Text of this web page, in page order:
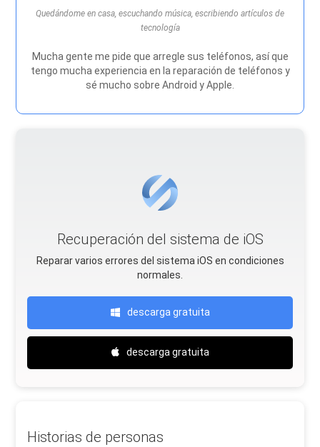
Quedándome en casa, escuchando música, escribiendo artículos de
tecnología
Mucha gente me pide que arregle sus teléfonos, así que
tengo mucha experiencia en la reparación de teléfonos y
sé mucho sobre Android y Apple.
Recuperación del sistema de iOS
Reparar varios errores del sistema iOS en condiciones
normales.
descarga gratuita
descarga gratuita
Historias de personas